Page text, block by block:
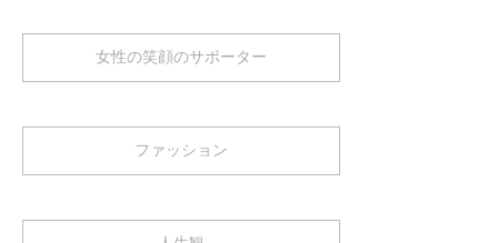
女性の笑顔のサポーター
ファッション